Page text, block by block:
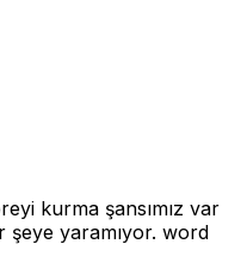
kurma şansımız var
şeye yaramıyor. word